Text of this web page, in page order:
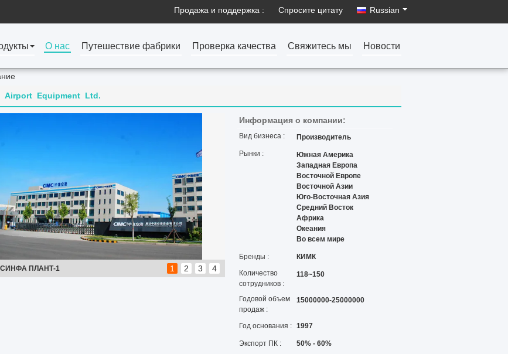
Продажа и поддержка : Спросите цитату Russian
О нас Путешествие фабрики Проверка качества Свяжитесь мы Новости
Airport Equipment Ltd.
1 2 3 4
КИМК-СИНФА
Информация о компании:
Вид бизнеса :
Производитель
Рынки :
Южная Америка
Западная Европа
Восточной Европе
Восточной Азии
Юго-Восточная Азия
Средний Восток
Африка
Океания
Во всем мире
Бренды :
КИМК
Количество
сотрудников :
118~150
Годовой объем
продаж :
15000000-25000000
Год основания : 1997
Экспорт ПК : 50% - 60%